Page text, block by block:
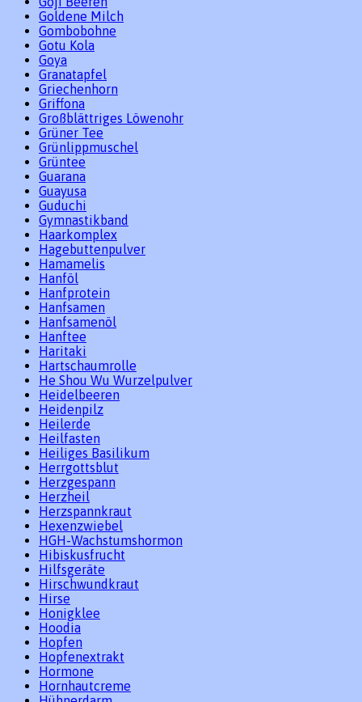
Goldene Milch
Gombobohne
Gotu Kola
Goya
Granatapfel
Griechenhorn
Griffona
Großblättriges Löwenohr
Grüner Tee
Grünlippmuschel
Grüntee
Guarana
Guayusa
Guduchi
Gymnastikband
Haarkomplex
Hagebuttenpulver
Hamamelis
Hanföl
Hanfprotein
Hanfsamen
Hanfsamenöl
Hanftee
Haritaki
Hartschaumrolle
He Shou Wu Wurzelpulver
Heidelbeeren
Heidenpilz
Heilerde
Heilfasten
Heiliges Basilikum
Herrgottsblut
Herzgespann
Herzheil
Herzspannkraut
Hexenzwiebel
HGH-Wachstumshormon
Hibiskusfrucht
Hilfsgeräte
Hirschwundkraut
Hirse
Honigklee
Hoodia
Hopfen
Hopfenextrakt
Hormone
Hornhautcreme